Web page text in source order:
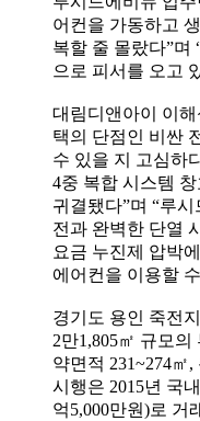
어컨을 가동하고
복할 줄 몰랐다”며
으로 피서를 오고
대림디앤아이 이
택의 단점인 비싼
수 있을 지 고심하
4중 복합 시스템
귀결됐다”며 “루
전과 완벽한 단열
요금 누진제 압박
에어컨을 이용할
경기도 용인 죽전
2만1,805㎡ 규모의
약면적 231~274㎡
시행은 2015년 국
억5,000만원)로 거